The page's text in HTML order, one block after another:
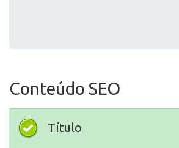
Conteúdo SEO
Título